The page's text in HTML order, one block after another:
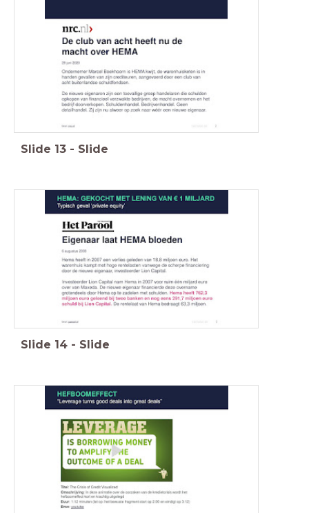
Slide 13 - Slide
Slide 14 - Slide